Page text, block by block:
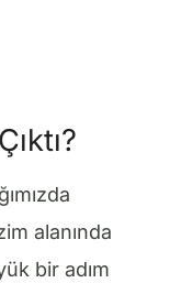
alanında
bir adım